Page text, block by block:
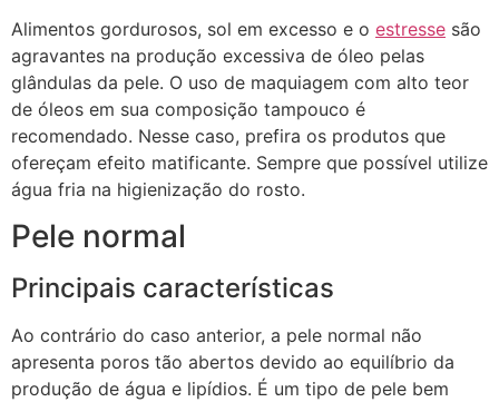
Alimentos gordurosos, sol em excesso e o estresse são
agravantes na produção excessiva de óleo pelas
glândulas da pele. O uso de maquiagem com alto teor
de óleos em sua composição tampouco é
recomendado. Nesse caso, prefira os produtos que
ofereçam efeito matificante. Sempre que possível utilize
água fria na higienização do rosto.
Pele normal
Principais características
Ao contrário do caso anterior, a pele normal não
apresenta poros tão abertos devido ao equilíbrio da
produção de água e lipídios. É um tipo de pele bem